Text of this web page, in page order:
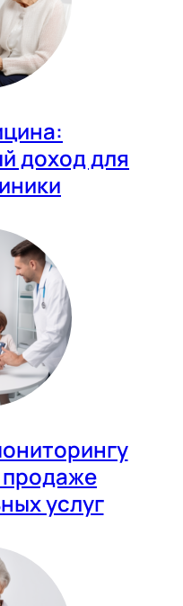
доход для
продаже
услуг